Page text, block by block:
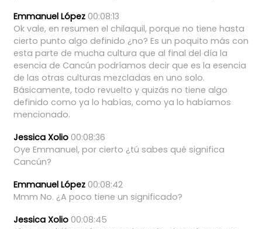
Emmanuel López 00:08:13
Ok vale, en resumen el chilaquil, porque no tiene hasta
cierto punto algo definido ¿no? Es un poquito más con
esta parte de mucha cultura que al final del día la
esencia de Cancún podríamos decir que es la esencia
de las otras culturas mezcladas en uno solo.
Básicamente, todo revuelto y quizás no tiene algo
definido como ya lo habías, como ya lo habíamos
mencionado.
Jessica Xolio 00:08:36
Oye Emmanuel, por cierto ¿tú sabes qué significa
Cancún?
Emmanuel López 00:08:42
Mmm No. ¿A poco tiene un significado?
Jessica Xolio 00:08:45